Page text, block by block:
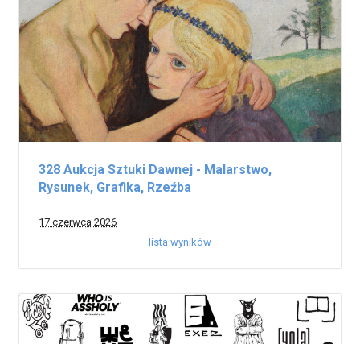
328 Aukcja Sztuki Dawnej - Malarstwo,
Rysunek, Grafika, Rzeźba
17 czerwca 2026
lista wyników